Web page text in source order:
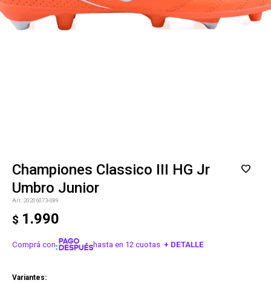
Championes Classico III HG Jr
Umbro Junior
20206073-089
$ 1.990
Comprá con hasta en 12 cuotas + DETALLE
Variantes: